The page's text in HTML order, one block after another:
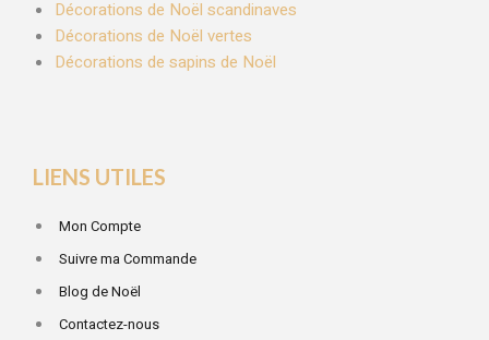
Décorations de Noël scandinaves
Décorations de Noël vertes
Décorations de sapins de Noël
LIENS UTILES
Mon Compte
Suivre ma Commande
Blog de Noël
Contactez-nous